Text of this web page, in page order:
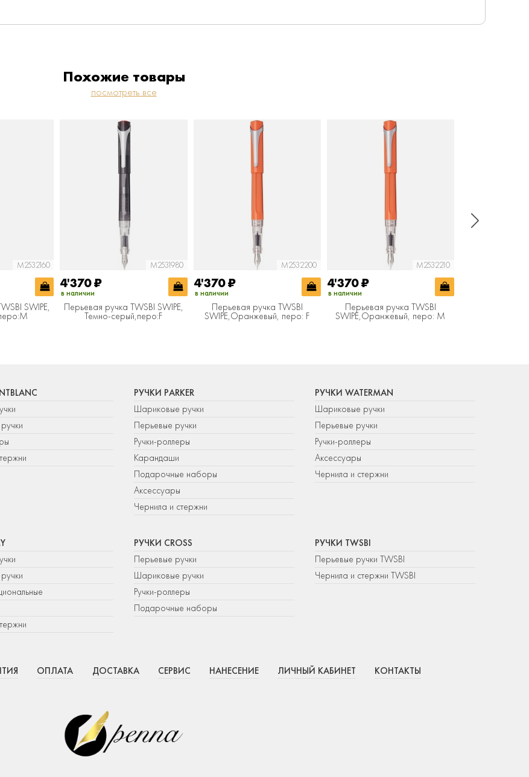
и фирменными картриджами TWSBI.
на торце украшен пластиковой эмблемой красного цвета с логотипом бренда. Колпачок при желании
тремя разными способами: пружинным конвертером, традиционным поршневым конвертером или
стандарта internationa)l. А еще можно заправить чернила мрямо прямо в баррель при помощи
при заправке пипеткой - 5,64 мл, объем конвертера -1,65 мл, объем картриджа TWSBI - 1,4 мл
футляре белого цвета. В комплекте с ручкой идут пружинный конвертер, фирменный картридж черного
Похожие товары
посмотреть все
M2532160
SWIPE,
M2531980
4'370₽
в наличии
Перьевая ручка TWSBI SWIPE,
Темно-серый,перо:F
M2532200
4'370₽
в наличии
Перьевая ручка TWSBI
SWIPE,Оранжевый, перо: F
M2532210
4'370₽
в наличии
Перьевая ручка TWSBI
SWIPE,Оранжевый, перо: M
РУЧКИ PARKER
Шариковые ручки
Перьевые ручки
Ручки-роллеры
Карандаши
Подарочные наборы
Аксессуары
Чернила и стержни
РУЧКИ WATERMAN
Шариковые ручки
Перьевые ручки
Ручки-роллеры
Аксессуары
Чернила и стержни
РУЧКИ CROSS
Перьевые ручки
Шариковые ручки
Ручки-роллеры
Подарочные наборы
РУЧКИ TWSBI
Перьевые ручки TWSBI
Чернила и стержни TWSBI
ОПЛАТА ДОСТАВКА СЕРВИС НАНЕСЕНИЕ ЛИЧНЫЙ КАБИНЕТ КОНТАКТЫ